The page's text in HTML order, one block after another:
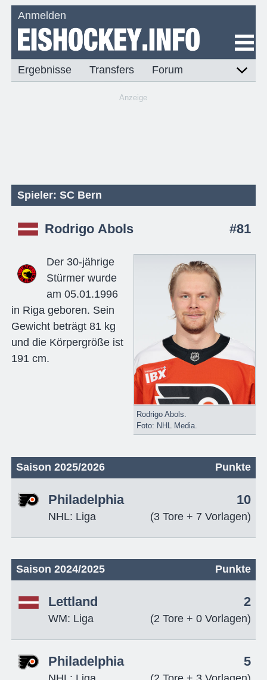
Anmelden
Ergebnisse Transfers Forum
Anzeige
Spieler: SC Bern
Rodrigo Abols #81
Rodrigo Abols.
Foto: NHL Media.
Der 30-jährige
Stürmer wurde
am 05.01.1996
in Riga geboren. Sein
Gewicht beträgt 81 kg
und die Körpergröße ist
191 cm.
Saison 2025/2026 Punkte
Philadelphia
NHL: Liga
10
(3 Tore + 7 Vorlagen)
Saison 2024/2025 Punkte
Lettland
WM: Liga
2
(2 Tore + 0 Vorlagen)
Philadelphia 5